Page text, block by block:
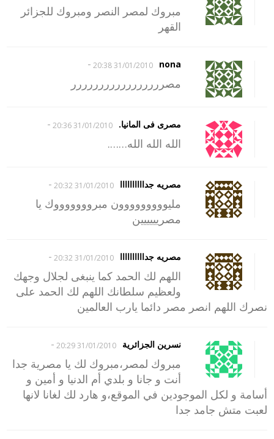
مبروك لمصر النصر ومبروك للجزائر
القهر
nona
31/01/2010 20:38
-
مصررررررررررررررررر
مصرى فى المانيا. 31/01/2010 20:36
-
الله الله الله…….
مصريه جداااااااااا 31/01/2010 20:32
-
مليووووووووون مبروووووووك يا
مصريييييين
مصريه جداااااااااا 31/01/2010 20:32
-
اللهم لك الحمد كما ينبغى لجلال وجهك
ولعظيم سلطانك اللهم لك الحمد على
نصرك اللهم انصر مصر دائما يارب العالمين
نسرين الجزائرية 31/01/2010 20:29
-
مبروك لمصر،مبروك لك يا مصرية جدا
أنت و جانا و بلدي أم الدنيا و أمين و
أسامة و لكل الموجودين في الموقع،و هارد لك لغانا لانها
لعبت متش جامد جدا